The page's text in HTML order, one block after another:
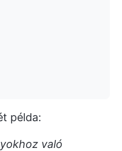
példa:
való